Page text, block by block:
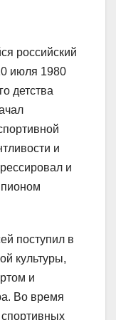
российский
июля 1980
детства
и
и
поступил в
культуры,
и
Во время